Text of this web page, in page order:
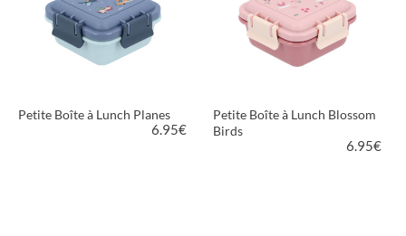
Petite Boîte à Lunch Planes
6.95€
Petite Boîte à Lunch Blossom
Birds
6.95€